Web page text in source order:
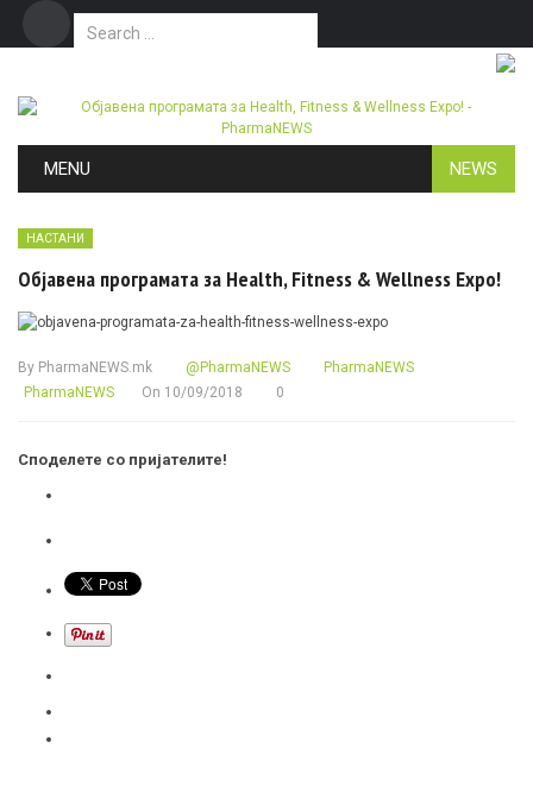
Search for:
MENU NEWS
НАСТАНИ
Објавена програмата за Health, Fitness & Wellness Expo!
By PharmaNEWS.mk @PharmaNEWS
PharmaNEWS
PharmaNEWS
On 10/09/2018 0
Споделете со пријателите!